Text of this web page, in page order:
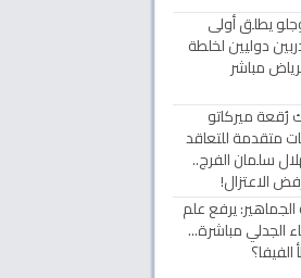
يطلق أولى
دوليين لخلطة
مباشر
رُقعة ميركاتو
متقدمة للتعاقد
سلمان الفرج..
الاعتزال!
الجماهير: يرفع علم
الجدلي مباشرة...